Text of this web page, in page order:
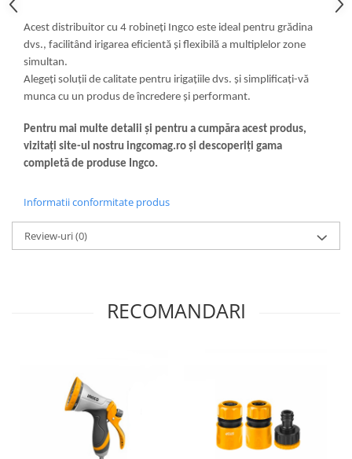
Acest distribuitor cu 4 robineți Ingco este ideal pentru grădina
dvs., facilitând irigarea eficientă și flexibilă a multiplelor zone
simultan.
Alegeți soluții de calitate pentru irigațiile dvs. și simplificați-vă
munca cu un produs de încredere și performant.
Pentru mai multe detalii și pentru a cumpăra acest produs,
vizitați site-ul nostru ingcomag.ro și descoperiți gama
completă de produse Ingco.
Informatii conformitate produs
Review-uri(0)
RECOMANDARI